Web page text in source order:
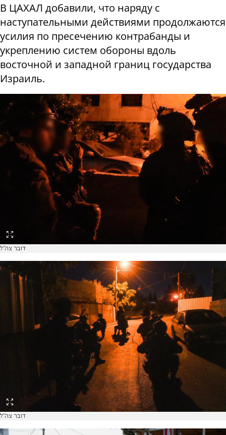
В ЦАХАЛ добавили, что наряду с
наступательными действиями продолжаются
усилия по пресечению контрабанды и
укреплению систем обороны вдоль
восточной и западной границ государства
Израиль.
דובר צה"ל
דובר צה"ל